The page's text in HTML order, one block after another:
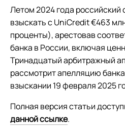
Летом 2024 года российский
взыскать с UniCredit €463
проценты), арестовав
банка в России, включая
Тринадцатый арбитражный
рассмотрит апелляцию
взыскании 19 февраля 2025
Полная версия статьи
данной ссылке.